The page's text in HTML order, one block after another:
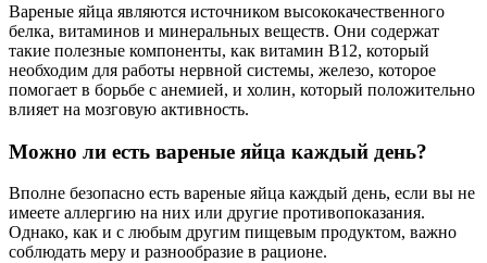
Вареные яйца являются источником высококачественного
белка, витаминов и минеральных веществ. Они содержат
такие полезные компоненты, как витамин В12, который
необходим для работы нервной системы, железо, которое
помогает в борьбе с анемией, и холин, который положительно
влияет на мозговую активность.
Можно ли есть вареные яйца каждый день?
Вполне безопасно есть вареные яйца каждый день, если вы не
имеете аллергию на них или другие противопоказания.
Однако, как и с любым другим пищевым продуктом, важно
соблюдать меру и разнообразие в рационе.